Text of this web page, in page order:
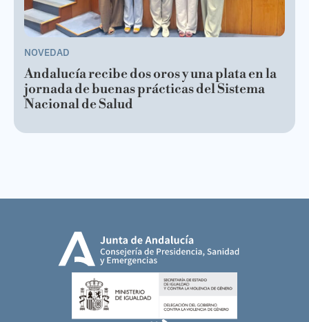
NOVEDAD
Andalucía recibe dos oros y una plata en la
jornada de buenas prácticas del Sistema
Nacional de Salud